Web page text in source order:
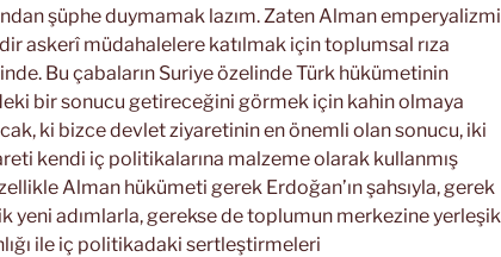
şüphe duymamak lazım. Zaten Alman emperyalizmi
askerî müdahalelere katılmak için toplumsal rıza
Bu çabaların Suriye özelinde Türk hükümetinin
bir sonucu getireceğini görmek için kahin olmaya
ki bizce devlet ziyaretinin en önemli olan sonucu, iki
kendi iç politikalarına malzeme olarak kullanmış
Alman hükümeti gerek Erdoğan’ın şahsıyla, gerek
yeni adımlarla, gerekse de toplumun merkezine yerleşik
ile iç politikadaki sertleştirmeleri